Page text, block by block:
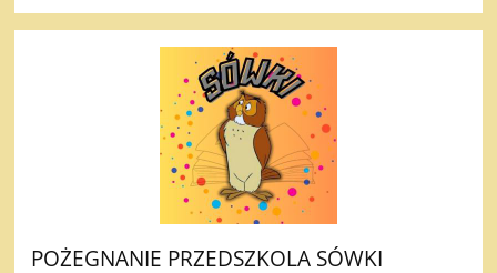
AKTUALNOŚCI
POŻEGNANIE PRZEDSZKOLA SÓWKI